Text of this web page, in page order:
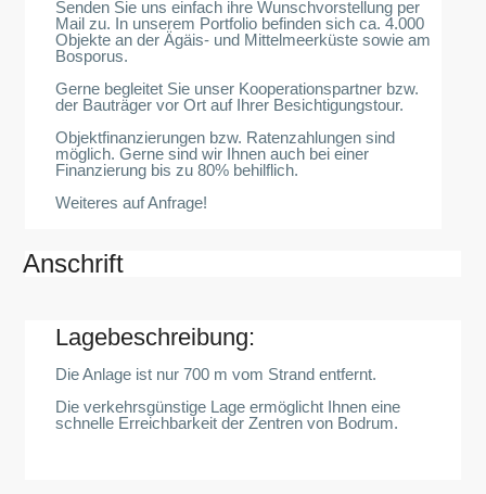
Senden Sie uns einfach ihre Wunschvorstellung per
Mail zu. In unserem Portfolio befinden sich ca. 4.000
Objekte an der Ägäis- und Mittelmeerküste sowie am
Bosporus.
Gerne begleitet Sie unser Kooperationspartner bzw.
der Bauträger vor Ort auf Ihrer Besichtigungstour.
Objektfinanzierungen bzw. Ratenzahlungen sind
möglich. Gerne sind wir Ihnen auch bei einer
Finanzierung bis zu 80% behilflich.
Weiteres auf Anfrage!
Anschrift
Lagebeschreibung:
Die Anlage ist nur 700 m vom Strand entfernt.
Die verkehrsgünstige Lage ermöglicht Ihnen eine
schnelle Erreichbarkeit der Zentren von Bodrum.